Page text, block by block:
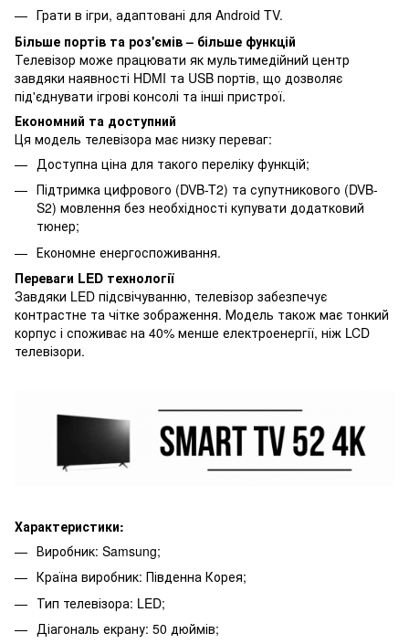
Грати в ігри, адаптовані для Android TV.
Більше портів та роз'ємів – більше функцій
Телевізор може працювати як мультимедійний центр
завдяки наявності HDMI та USB портів, що дозволяє
під'єднувати ігрові консолі та інші пристрої.
Економний та доступний
Ця модель телевізора має низку переваг:
Доступна ціна для такого переліку функцій;
Підтримка цифрового (DVB-T2) та супутникового (DVB-
S2) мовлення без необхідності купувати додатковий
тюнер;
Економне енергоспоживання.
Переваги LED технології
Завдяки LED підсвічуванню, телевізор забезпечує
контрастне та чітке зображення. Модель також має тонкий
корпус і споживає на 40% менше електроенергії, ніж LCD
телевізори.
Характеристики:
Виробник: Samsung;
Країна виробник: Південна Корея;
Тип телевізора: LED;
Діагональ екрану: 50 дюймів;